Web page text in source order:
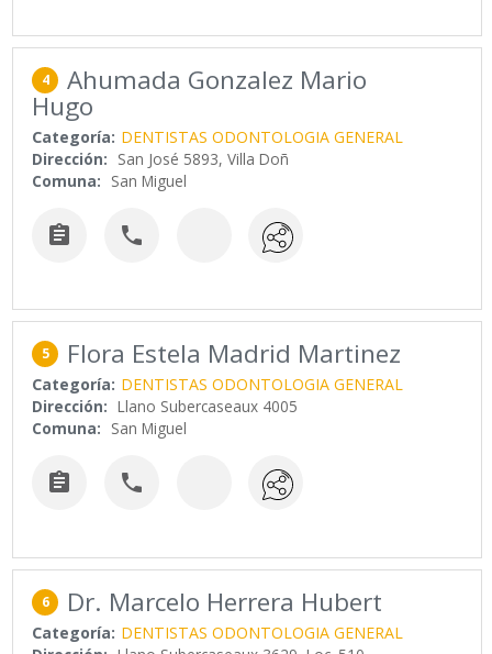
4 Ahumada Gonzalez Mario
Hugo
Categoría: DENTISTAS ODONTOLOGIA GENERAL
Dirección: San José 5893, Villa Doñ
Comuna: San Miguel
 
5 Flora Estela Madrid Martinez
Categoría: DENTISTAS ODONTOLOGIA GENERAL
Dirección: Llano Subercaseaux 4005
Comuna: San Miguel
 
6 Dr. Marcelo Herrera Hubert
Categoría: DENTISTAS ODONTOLOGIA GENERAL